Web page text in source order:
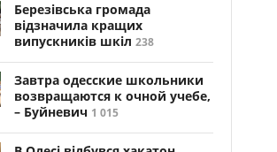
Березівська громада
відзначила кращих
випускників шкіл 238
Завтра одесские школьники
возвращаются к очной учебе,
– Буйневич 1 015